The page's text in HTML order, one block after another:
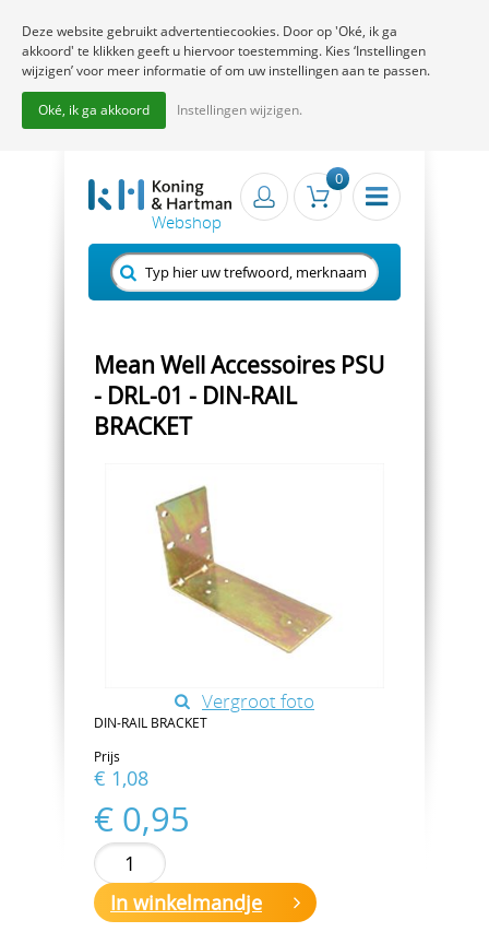
0
Mean Well Accessoires PSU
- DRL-01 - DIN-RAIL
BRACKET
Vergroot foto
DIN-RAIL BRACKET
Prijs
€ 1,08
€ 0,95
In winkelmandje
Deze website gebruikt advertentiecookies. Door op 'Oké, ik ga
akkoord' te klikken geeft u hiervoor toestemming. Kies ‘Instellingen
wijzigen’ voor meer informatie of om uw instellingen aan te passen.
Oké, ik ga akkoord Instellingen wijzigen.